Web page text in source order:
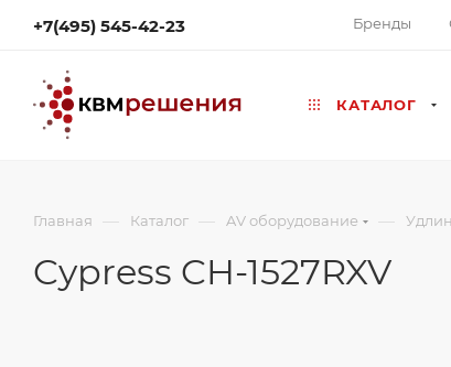
+7(495) 545-42-23 Бренды
КАТАЛОГ
Главная — Каталог — AV оборудование —
Cypress CH-1527RXV